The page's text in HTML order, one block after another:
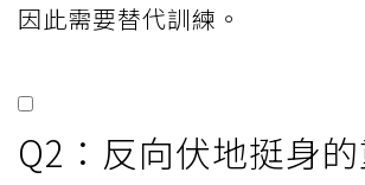
因此需要替代訓練。
Q2：反向伏地挺身